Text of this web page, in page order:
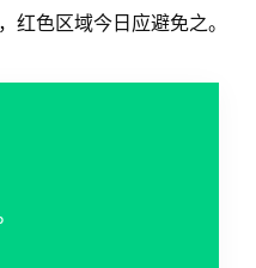
红色区域今日应避免之。